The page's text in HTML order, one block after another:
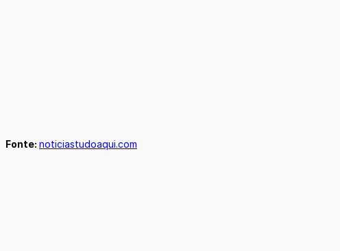
Fonte: noticiastudoaqui.com